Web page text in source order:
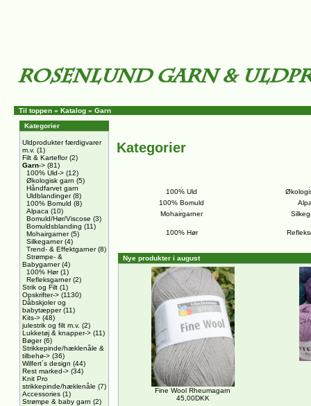
Til toppen » Katalog » Garn
Kategorier
Uldprodukter færdigvarer
m.v. (1)
Filt & Karteflor(2)
Garn-> (81)
100% Uld-> (12)
Økologisk garn (5)
Håndfarvet garn
Uldblandinger(8)
100% Bomuld (8)
Alpaca (10)
Bomuld/Hør/Viscose (3)
Bomuldsblanding (11)
Mohairgarner(5)
Silkegarner(4)
Trend- & Effektgarner(8)
Strømpe- &
Babygarner(4)
100% Hør(1)
Refleksgarner(2)
Strik og Filt (1)
Opskrifter-> (1130)
Dåbskjoler og
babytæpper(11)
Kits-> (48)
julestrik og filt m.v. (2)
Lukketøj & knapper-> (11)
Bøger(6)
Strikkepinde/hæklenåle &
tilbehø-> (36)
Wilfert´s design (44)
Rest marked-> (34)
Knit Pro
strikkepinde/hæklenåle (7)
Accessories (1)
Strømpe & baby garn (2)
Kategorier
100% Uld
100% Bomuld
Mohairgarner
100% Hør
Nye produkter i august
Fine Wool Rheumagarn
45,00DKK